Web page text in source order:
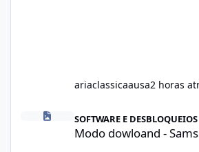
ariaclassicaausa2 horas
Modo dowloand - Samsung
SOFTWARE E DESBLOQUEIOS
Modo dowloand -